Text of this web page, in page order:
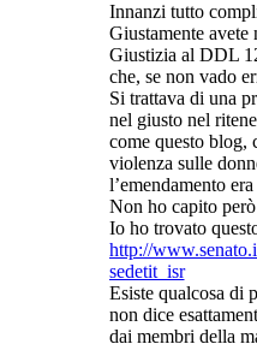
Innanzi tutto
Giustamente avete
Giustizia al DDL
che, se non vado
Si trattava di una
nel giusto nel
come questo blog,
violenza sulle
l’emendamento
Non ho capito
Io ho trovato
http://
sedetit_isr
Esiste qualcosa di
non dice
dai membri della